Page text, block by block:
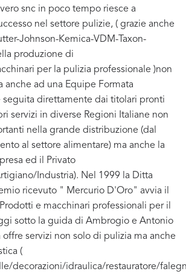
snc in poco tempo riesce a
nel settore pulizie, ( grazie anche
Johnson-Kemica-VDM-Taxon-
produzione di
per la pulizia professionale )non
anche ad una Equipe Formata
direttamente dai titolari pronti
servizi in diverse Regioni Italiane non
nella grande distribuzione (dal
al settore alimentare) ma anche la
ed il Privato
Industria). Nel 1999 la Ditta
ricevuto " Mercurio D'Oro" avvia il
e macchinari professionali per il
sotto la guida di Ambrogio e Antonio
servizi non solo di pulizia ma anche
(
decorazioni/idraulica/restauratore/